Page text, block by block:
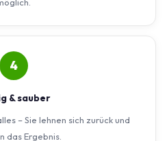
4
& sauber
– Sie lehnen sich zurück und
das Ergebnis.